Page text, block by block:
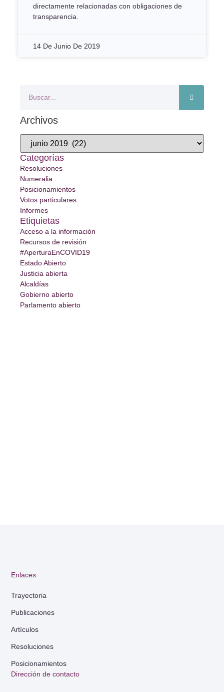
directamente relacionadas con obligaciones de
transparencia.
14 De Junio De 2019
Archivos
Categorías
Resoluciones
Numeralia
Posicionamientos
Votos particulares
Informes
Etiquietas
Acceso a la información
Recursos de revisión
#AperturaEnCOVID19
Estado Abierto
Justicia abierta
Alcaldías
Gobierno abierto
Parlamento abierto
Dirección de contacto
Enlaces
Trayectoria
Publicaciones
Artículos
Resoluciones
Posicionamientos